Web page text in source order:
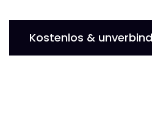
Kostenlos &